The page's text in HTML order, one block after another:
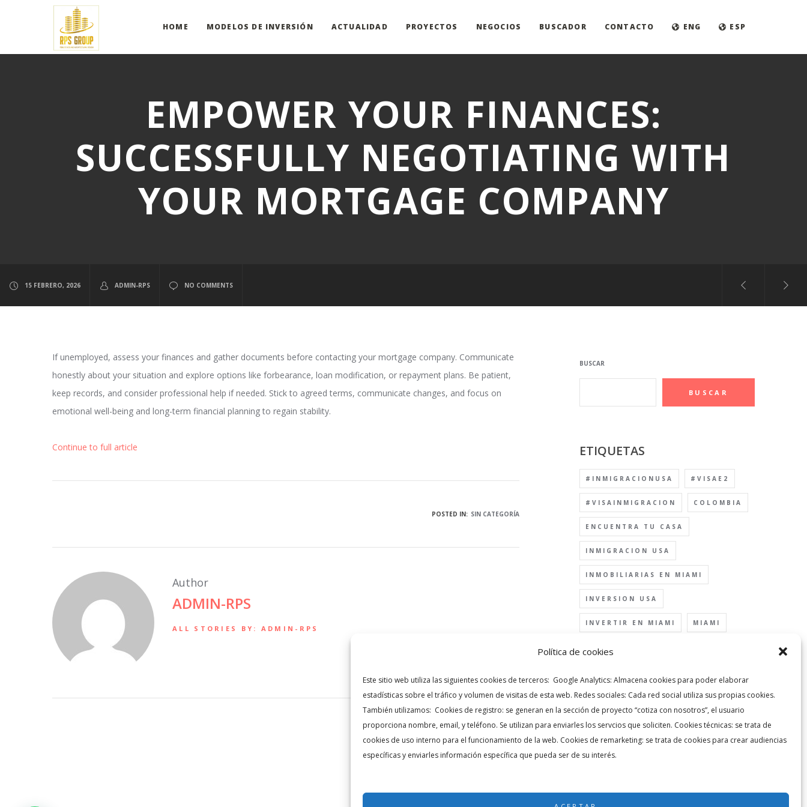
Política de cookies
Este sitio web utiliza las siguientes cookies de terceros: Google Analytics: Almacena cookies para poder elaborar
estadísticas sobre el tráfico y volumen de visitas de esta web. Redes sociales: Cada red social utiliza sus propias cookies.
También utilizamos: Cookies de registro: se generan en la sección de proyecto “cotiza con nosotros”, el usuario
proporciona nombre, email, y teléfono. Se utilizan para enviarles los servcios que soliciten. Cookies técnicas: se trata de
cookies de uso interno para el funcionamiento de la web. Cookies de remarketing: se trata de cookies para crear audiencias
específicas y enviarles información específica que pueda ser de su interés.
HOME MODELOS DE INVERSIÓN ACTUALIDAD PROYECTOS NEGOCIOS BUSCADOR CONTACTO ENG ESP
EMPOWER YOUR FINANCES:
SUCCESSFULLY NEGOTIATING WITH
YOUR MORTGAGE COMPANY
15 FEBRERO, 2026 ADMIN-RPS NO COMMENTS
If unemployed, assess your finances and gather documents before contacting your mortgage company. Communicate
honestly about your situation and explore options like forbearance, loan modification, or repayment plans. Be patient,
keep records, and consider professional help if needed. Stick to agreed terms, communicate changes, and focus on
emotional well-being and long-term financial planning to regain stability.
Continue to full article
POSTED IN: SIN CATEGORÍA
Author
ADMIN-RPS
ALL STORIES BY: ADMIN-RPS
BUSCAR
BUSCAR
ETIQUETAS
#INMIGRACIONUSA #VISAE2
#VISAINMIGRACION COLOMBIA
ENCUENTRA TU CASA
INMIGRACION USA
INMOBILIARIAS EN MIAMI
INVERSION USA
INVERTIR EN MIAMI MIAMI
PORQUE INVERTIR EN MIAMI
REAL ESTATE MIAMI
VISA EB-5 VISA INVERSIONISTA